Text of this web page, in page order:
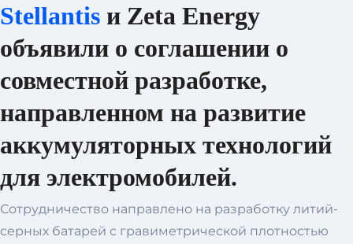
Stellantis и Zeta Energy
объявили о соглашении о
совместной разработке,
направленном на развитие
аккумуляторных технологий
для электромобилей.
Сотрудничество направлено на разработку литий-
серных батарей с гравиметрической плотностью